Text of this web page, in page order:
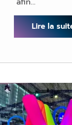
Lire la